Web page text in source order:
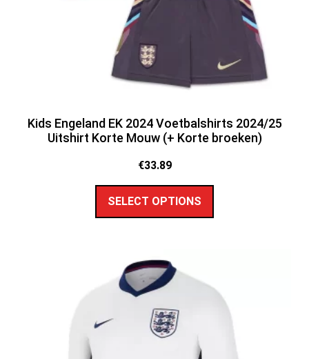
Kids Engeland EK 2024 Voetbalshirts 2024/25
Uitshirt Korte Mouw (+ Korte broeken)
€33.89
SELECT OPTIONS